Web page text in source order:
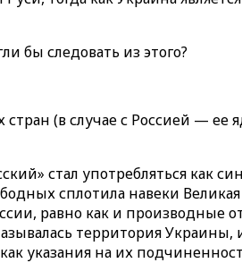
бы следовать из этого?
(в случае с Россией — ее
стал употребляться как
сплотила навеки
равно как и производные
территория
указания на их